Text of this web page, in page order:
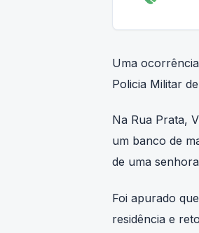
Uma
Policia Militar
Na Rua Prata,
um banco de
de uma
Foi apurado
residência e